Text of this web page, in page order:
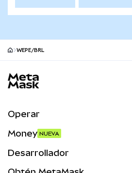
WEPE/BRL
Operar
Money NUEVA
Desarrollador